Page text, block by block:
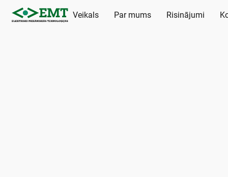
Veikals Par mums Risinājumi